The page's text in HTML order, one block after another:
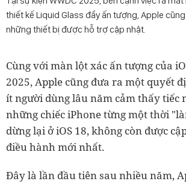
thiết kế Liquid Glass đầy ấn tượng, Apple
những thiết bị được hỗ trợ cập nhật.
Cùng với màn lột xác ấn tượng của
2025, Apple cũng đưa ra một quyết
ít người dùng lâu năm cảm thấy tiếc
những chiếc iPhone từng một thời
dừng lại ở iOS 18, không còn được
điều hành mới nhất.
Đây là lần đầu tiên sau nhiều năm,